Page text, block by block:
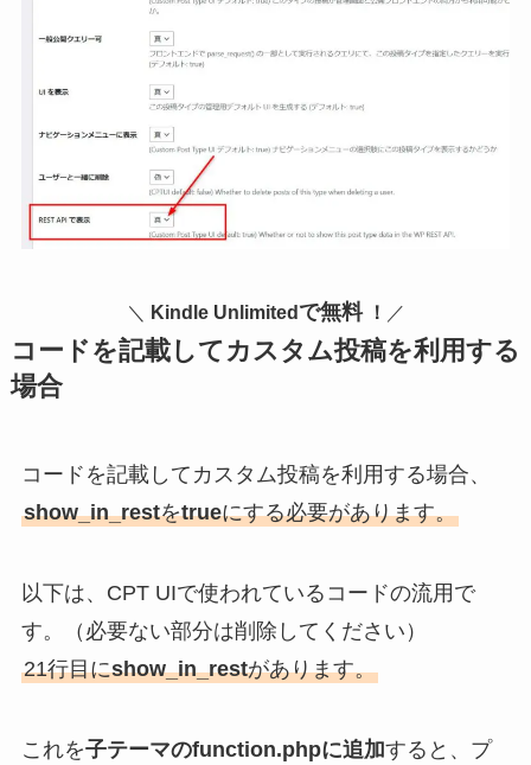
＼ Kindle Unlimitedで無料！ ／
コードを記載してカスタム投稿を利用する
場合
コードを記載してカスタム投稿を利用する場合、
show_in_restをtrueにする必要があります。
以下は、CPT UIで使われているコードの流用で
す。（必要ない部分は削除してください）
21行目にshow_in_restがあります。
これを子テーマのfunction.phpに追加すると、プ